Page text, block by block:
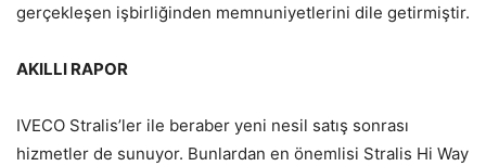
gerçekleşen işbirliğinden memnuniyetlerini dile getirmiştir.
AKILLI RAPOR
IVECO Stralis’ler ile beraber yeni nesil satış sonrası
hizmetler de sunuyor. Bunlardan en önemlisi Stralis Hi Way